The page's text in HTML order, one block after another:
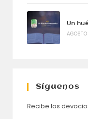
Un
Síguenos
Recibe los